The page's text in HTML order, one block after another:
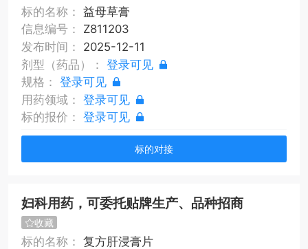
标的名称：益母草膏
信息编号： Z811203
发布时间： 2025-12-11
剂型（药品）：登录可见
规格：登录可见
用药领域：登录可见
标的报价：登录可见
标的对接
妇科用药，可委托贴牌生产、品种招商
收藏
标的名称：复方肝浸膏片